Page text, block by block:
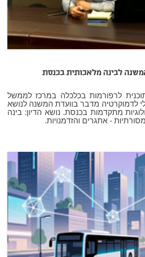
לבינה מלאכותית בכנסת
לרפורמות בכלכלה במרכז לממשל
לדמוקרטיה מדבר בוועדת המשנה לנושא
מתקדמות בכנסת. נושא הדיון: בינה
- אתגרים והזדמנויות.